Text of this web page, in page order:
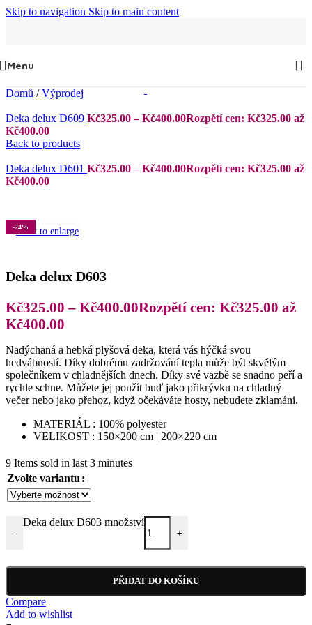
Skip to navigation Skip to main content
Menu
Domů / Výprodej
Deka delux D609 Kč325.00 – Kč400.00Rozpětí cen: Kč325.00 až
Kč400.00
Back to products
Deka delux D601 Kč325.00 – Kč400.00Rozpětí cen: Kč325.00 až
Kč400.00
-24%
Click to enlarge
Deka delux D603
Kč325.00 – Kč400.00Rozpětí cen: Kč325.00 až
Kč400.00
Nadýchaná a hebká plyšová deka, která vás hýčká svou
hedvábností. Díky dobrému zadržování tepla může být skvělým
společníkem v chladnějších dnech. Díky své vazbě se snadno peří a
rychle schne. Můžete jej použít buď jako přikrývku na chladný
večer nebo jako přehoz, když očekáváte hosty, nebudete zklamáni.
MATERIÁL : 100% polyester
VELIKOST : 150×200 cm | 200×220 cm
9 Items sold in last 3 minutes
Zvolte variantu
-
Deka delux D603 množství
+
PŘIDAT DO KOŠÍKU
Compare
Add to wishlist